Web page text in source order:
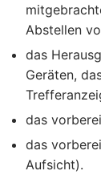
Abstellen
das
Geräten,
das
das
Aufsicht).